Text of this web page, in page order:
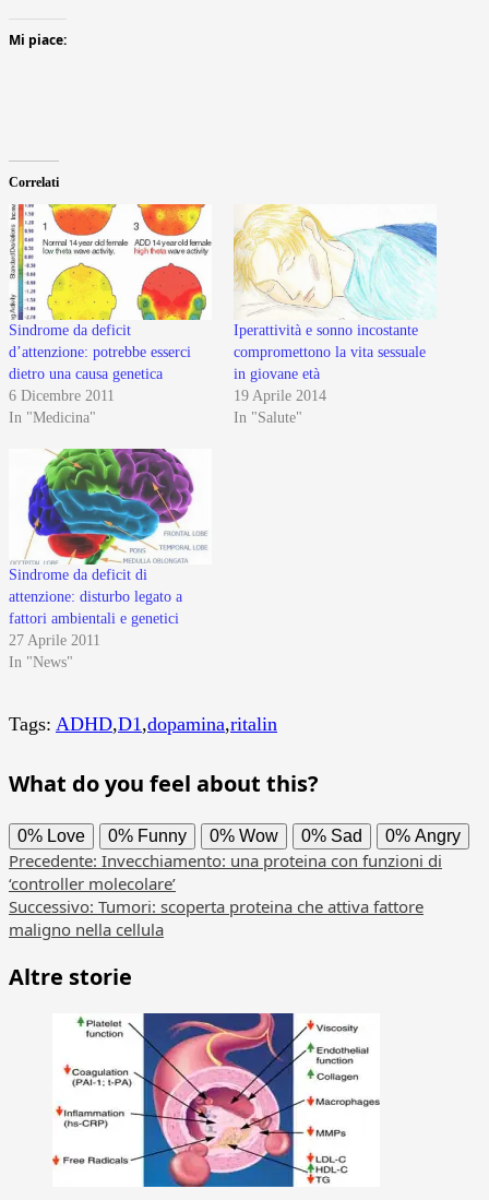
Mi piace:
Correlati
Sindrome da deficit
d’attenzione: potrebbe esserci
dietro una causa genetica
6 Dicembre 2011
In "Medicina"
Iperattività e sonno incostante
compromettono la vita sessuale
in giovane età
19 Aprile 2014
In "Salute"
Sindrome da deficit di
attenzione: disturbo legato a
fattori ambientali e genetici
27 Aprile 2011
In "News"
Tags: ADHD,D1,dopamina,ritalin
What do you feel about this?
0% Love 0% Funny 0% Wow 0% Sad 0% Angry
Navigazione
articolo
Precedente: Invecchiamento: una proteina con funzioni di
‘controller molecolare’
Successivo: Tumori: scoperta proteina che attiva fattore
maligno nella cellula
Altre storie